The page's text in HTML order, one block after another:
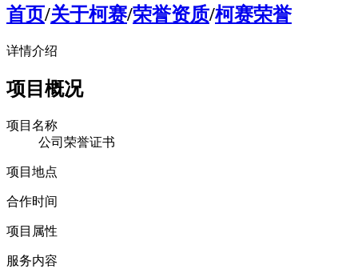
首页/关于柯赛/荣誉资质/柯赛荣誉
详情介绍
项目概况
项目名称
公司荣誉证书
项目地点
合作时间
项目属性
服务内容